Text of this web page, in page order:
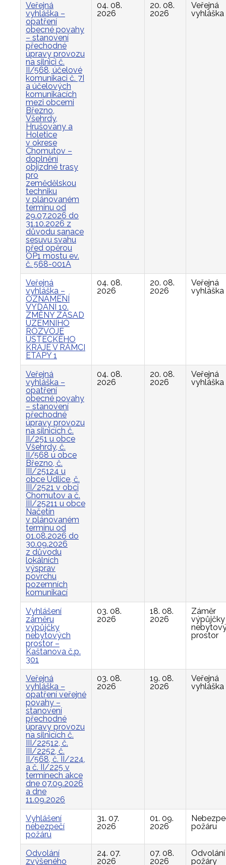
Veřejná
vyhláška –
opatření
obecné povahy
– stanovení
přechodné
úpravy provozu
na silnici č.
II/568, účelové
komunikaci č. 7I
a účelových
komunikacích
mezi obcemi
Březno,
Všehrdy,
Hrušovany a
Holetice
v okrese
Chomutov –
doplnění
objízdné trasy
pro
zemědělskou
techniku
v plánovaném
termínu od
29.07.2026 do
31.10.2026 z
důvodu sanace
sesuvu svahu
před opěrou
OP1 mostu ev.
č. 568-001A
04. 08.
2026
20. 08.
2026
Veřejná
vyhláška
Veřejná
vyhláška –
OZNÁMENÍ
VYDÁNÍ 10.
ZMĚNY ZÁSAD
ÚZEMNÍHO
ROZVOJE
ÚSTECKÉHO
KRAJE V RÁMCI
ETAPY 1
04. 08.
2026
20. 08.
2026
Veřejná
vyhláška
Veřejná
vyhláška –
opatření
obecné povahy
– stanovení
přechodné
úpravy provozu
na silnicích č.
II/251 u obce
Všehrdy, č.
II/568 u obce
Březno, č.
III/25124 u
obce Údlice, č.
III/2521 v obci
Chomutov a č.
III/25211 u obce
Načetín
v plánovaném
termínu od
01.08.2026 do
30.09.2026
z důvodu
lokálních
výsprav
povrchu
pozemních
komunikací
04. 08.
2026
20. 08.
2026
Veřejná
vyhláška
Vyhlášení
záměru
výpůjčky
nebytových
prostor –
Kaštanova č.p.
301
03. 08.
2026
18. 08.
2026
Záměr
výpůjčky
prostor
Veřejná
vyhláška –
opatření veřejné
povahy –
stanovení
přechodné
úpravy provozu
na silnicích č.
III/22512, č.
III/2252, č.
II/568, č. II/224,
a č. II/225 v
termínech akce
dne 07.09.2026
a dne
11.09.2026
03. 08.
2026
19. 08.
2026
Veřejná
vyhláška
Vyhlášení
nebezpečí
požáru
31. 07.
2026
01. 09.
2026
požáru
Odvolání
zvýšeného
24. 07.
2026
07. 08.
2026
Odvolání
požáry